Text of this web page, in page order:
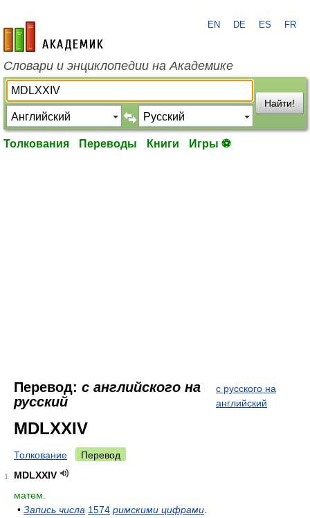
academic.ru
EN DE ES FR
Словари и энциклопедии на Академике
Найти!
Толкования Переводы Книги Игры ⚽
Перевод: с английского на
русский
с русского на
английский
MDLXXIV
Толкование Перевод
1
MDLXXIV
матем.
• Запись числа 1574 римскими цифрами